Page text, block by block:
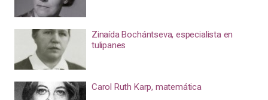
Zinaída Bochántseva, especialista en
tulipanes
Carol Ruth Karp, matemática